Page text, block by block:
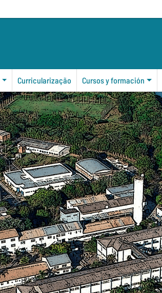
Curricularização Cursos y formación